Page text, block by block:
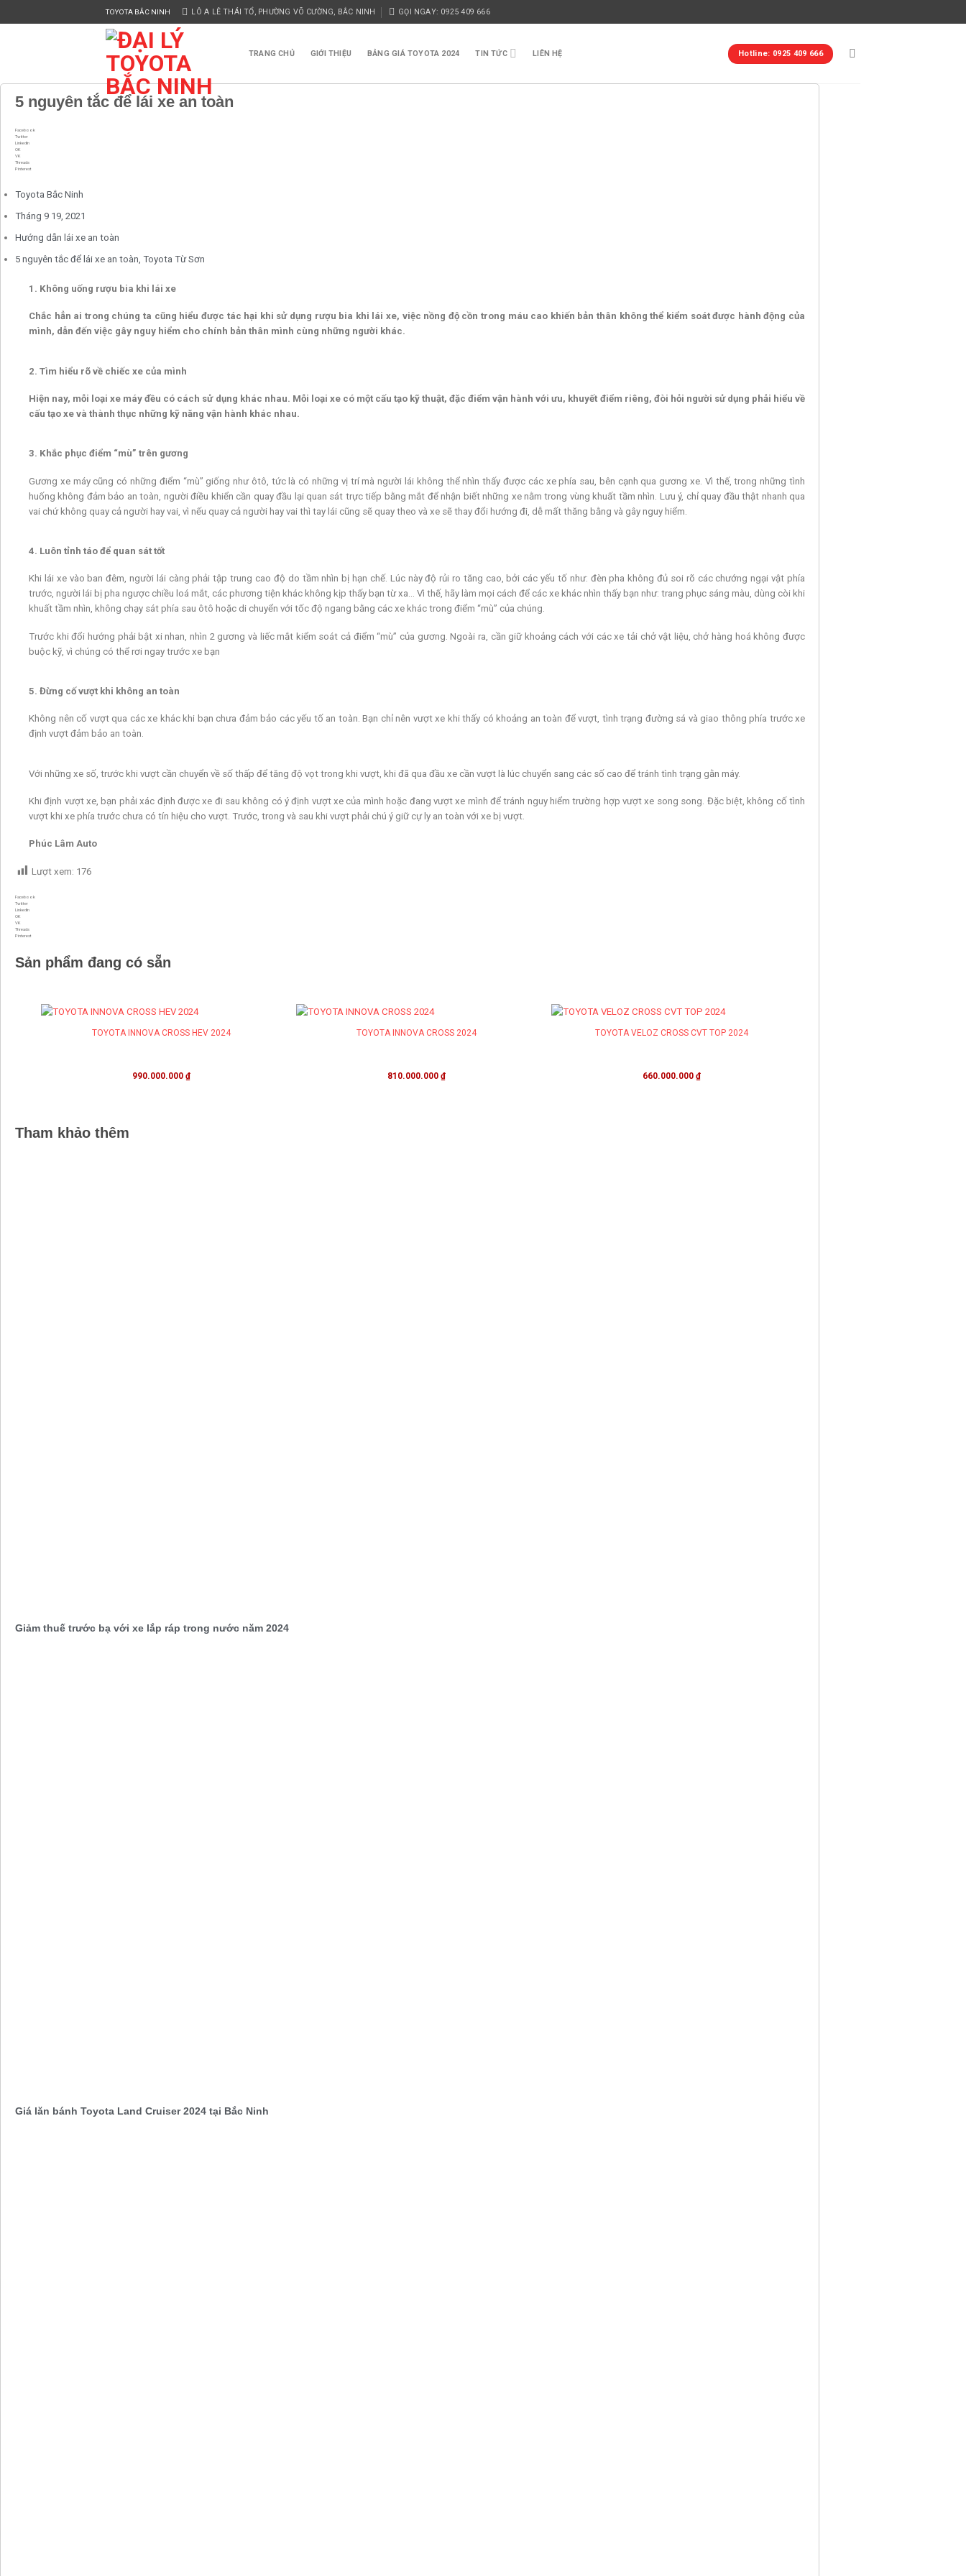
to
TOYOTA BẮC NINH LÔ A LÊ THÁI TỔ, PHƯỜNG VÕ CƯỜNG, BẮC NINH GỌI NGAY: 0925 409 666
TRANG CHỦ GIỚI THIỆU BẢNG GIÁ TOYOTA 2024 TIN TỨC LIÊN HỆ Hotline: 0925 409 666
5 nguyên tắc để lái xe an toàn
Facebook
Twitter
LinkedIn
OK
VK
Threads
Pinterest
Toyota Bắc Ninh
Tháng 9 19, 2021
Hướng dẫn lái xe an toàn
5 nguyên tắc để lái xe an toàn Toyota Từ Sơn
1. Không uống rượu bia khi lái xe
Chắc hẳn ai trong chúng ta cũng hiểu được tác hại khi sử dụng rượu bia khi lái xe, việc nồng độ cồn trong máu cao khiến bản thân không thể kiểm soát được hành động của
mình, dẫn đến việc gây nguy hiểm cho chính bản thân mình cùng những người khác.
2. Tìm hiểu rõ về chiếc xe của mình
Hiện nay, mỗi loại xe máy đều có cách sử dụng khác nhau. Mỗi loại xe có một cấu tạo kỹ thuật, đặc điểm vận hành với ưu, khuyết điểm riêng, đòi hỏi người sử dụng phải hiểu về
cấu tạo xe và thành thục những kỹ năng vận hành khác nhau.
3. Khắc phục điểm “mù” trên gương
Gương xe máy cũng có những điểm “mù” giống như ôtô, tức là có những vị trí mà người lái không thể nhìn thấy được các xe phía sau, bên cạnh qua gương xe. Vì thế, trong những tình
huống không đảm bảo an toàn, người điều khiển cần quay đầu lại quan sát trực tiếp bằng mắt để nhận biết những xe nằm trong vùng khuất tầm nhìn. Lưu ý, chỉ quay đầu thật nhanh qua
vai chứ không quay cả người hay vai, vì nếu quay cả người hay vai thì tay lái cũng sẽ quay theo và xe sẽ thay đổi hướng đi, dễ mất thăng bằng và gây nguy hiểm.
4. Luôn tỉnh táo để quan sát tốt
Khi lái xe vào ban đêm, người lái càng phải tập trung cao độ do tầm nhìn bị hạn chế. Lúc này độ rủi ro tăng cao, bởi các yếu tố như: đèn pha không đủ soi rõ các chướng ngại vật phía
trước, người lái bị pha ngược chiều loá mắt, các phương tiện khác không kịp thấy bạn từ xa… Vì thế, hãy làm mọi cách để các xe khác nhìn thấy bạn như: trang phục sáng màu, dùng còi khi
khuất tầm nhìn, không chạy sát phía sau ôtô hoặc di chuyển với tốc độ ngang bằng các xe khác trong điểm “mù” của chúng.
Trước khi đổi hướng phải bật xi nhan, nhìn 2 gương và liếc mắt kiểm soát cả điểm “mù” của gương. Ngoài ra, cần giữ khoảng cách với các xe tải chở vật liệu, chở hàng hoá không được
buộc kỹ, vì chúng có thể rơi ngay trước xe bạn
5. Đừng cố vượt khi không an toàn
Không nên cố vượt qua các xe khác khi bạn chưa đảm bảo các yếu tố an toàn. Bạn chỉ nên vượt xe khi thấy có khoảng an toàn để vượt, tình trạng đường sá và giao thông phía trước xe
định vượt đảm bảo an toàn.
Với những xe số, trước khi vượt cần chuyển về số thấp để tăng độ vọt trong khi vượt, khi đã qua đầu xe cần vượt là lúc chuyển sang các số cao để tránh tình trạng gằn máy.
Khi định vượt xe, bạn phải xác định được xe đi sau không có ý định vượt xe của mình hoặc đang vượt xe mình để tránh nguy hiểm trường hợp vượt xe song song. Đặc biệt, không cố tình
vượt khi xe phía trước chưa có tín hiệu cho vượt. Trước, trong và sau khi vượt phải chú ý giữ cự ly an toàn với xe bị vượt.
Phúc Lâm Auto
Lượt xem: 176
Facebook
Twitter
LinkedIn
OK
VK
Threads
Pinterest
Sản phẩm đang có sẵn
TOYOTA INNOVA CROSS HEV 2024
990.000.000₫
TOYOTA INNOVA CROSS 2024
810.000.000₫
TOYOTA VELOZ CROSS CVT TOP 2024
660.000.000₫
Tham khảo thêm
Giảm thuế trước bạ với xe lắp ráp trong nước năm 2024
Giá lăn bánh Toyota Land Cruiser 2024 tại Bắc Ninh